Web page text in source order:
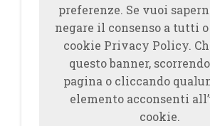
preferenze. Se vuoi
negare il consenso a tutti
cookie Privacy Policy.
questo banner,
pagina o cliccando
elemento acconsenti
cookie.